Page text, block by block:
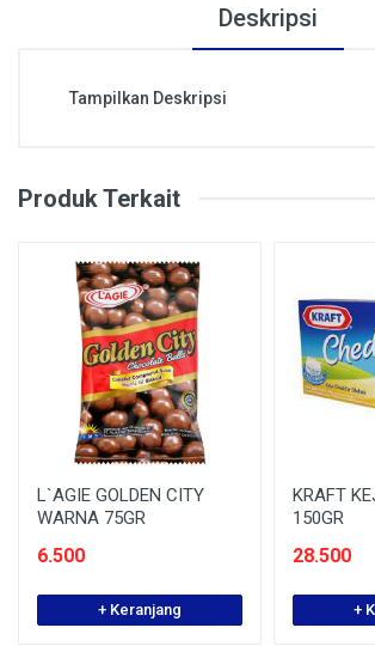
Deskripsi
Tampilkan Deskripsi
Produk Terkait
L`AGIE GOLDEN CITY
WARNA 75GR
6.500
+ Keranjang
KRAFT
150GR
28.500
+